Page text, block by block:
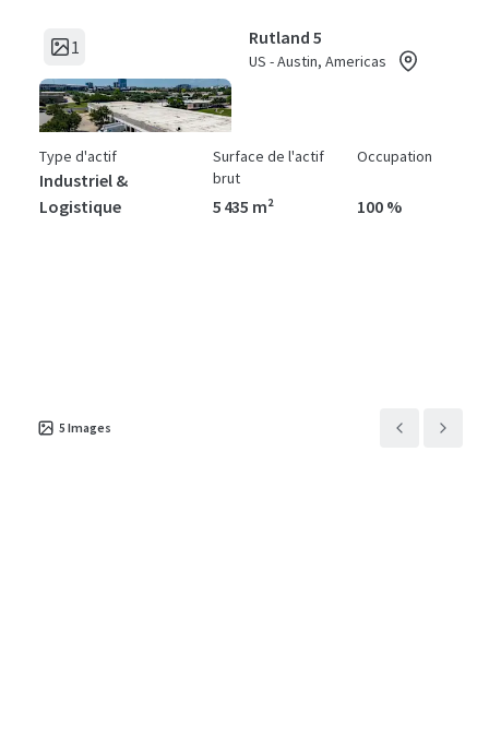
1 Rutland 5
US - Austin, Americas
Type d'actif
Industriel &
Logistique
Surface de l'actif
brut
5 435 m²
Occupation
100 %
5 Images